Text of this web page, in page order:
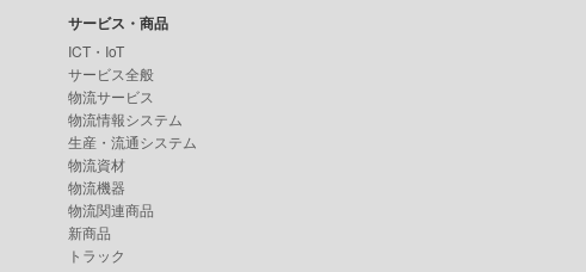
サービス・商品
ICT・IoT
サービス全般
物流サービス
物流情報システム
生産・流通システム
物流資材
物流機器
物流関連商品
新商品
トラック